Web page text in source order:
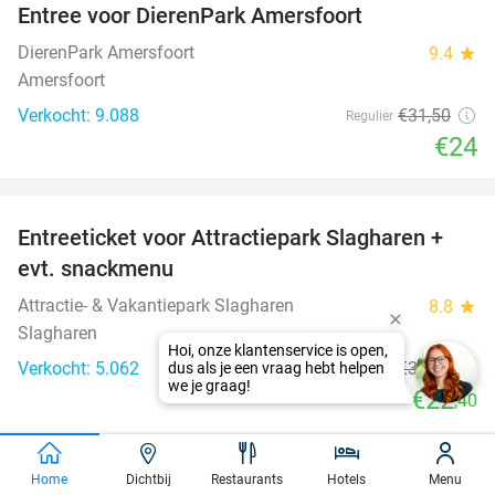
Entree voor DierenPark Amersfoort
DierenPark Amersfoort 9.4 star
Amersfoort
Verkocht: 9.088
Regulier €31,50
€24
41%
Entreeticket voor Attractiepark Slagharen +
evt. snackmenu
Attractie- & Vakantiepark Slagharen 8.8 star
Slagharen
Verkocht: 5.062
Regulier €37,90
€22,40
favorite_border
Home Dichtbij Restaurants Hotels Menu